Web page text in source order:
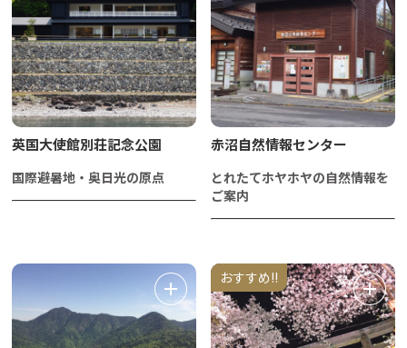
英国大使館別荘記念公園
国際避暑地・奥日光の原点
赤沼自然情報センター
とれたてホヤホヤの自然情報を
ご案内
おすすめ!!